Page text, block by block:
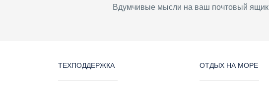
Вдумчивые мысли на ваш почтовый ящик
ТЕХПОДДЕРЖКА ОТДЫХ НА МОРЕ